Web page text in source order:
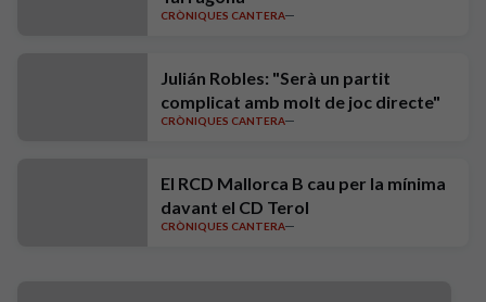
CRÒNIQUES CANTERA
Julián Robles: "Serà un partit
complicat amb molt de joc directe"
CRÒNIQUES CANTERA
El RCD Mallorca B cau per la mínima
davant el CD Terol
CRÒNIQUES CANTERA